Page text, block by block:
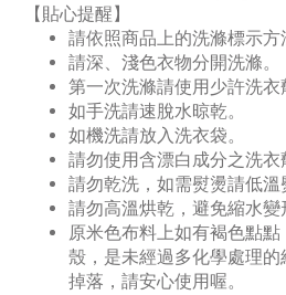
【貼心提醒】
請依照商品上的洗滌標示方
請深、淺色衣物分開洗滌。
第一次洗滌請使用少許洗衣
如手洗請速脫水晾乾。
如機洗請放入洗衣袋。
請勿使用含漂白成分之洗衣
請勿乾洗，如需熨燙請低溫
請勿高溫烘乾，避免縮水變
原米色布料上如有褐色點
殼，是未經過多化學處理
掉落，請安心使用喔。